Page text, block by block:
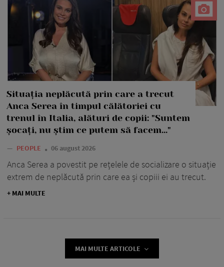
Situația neplăcută prin care a trecut
Anca Serea în timpul călătoriei cu
trenul în Italia, alături de copii: "Suntem
șocați, nu știm ce putem să facem..."
— PEOPLE 06 august 2026
Anca Serea a povestit pe rețelele de socializare o situație
extrem de neplăcută prin care ea și copiii ei au trecut.
+ MAI MULTE
MAI MULTE ARTICOLE